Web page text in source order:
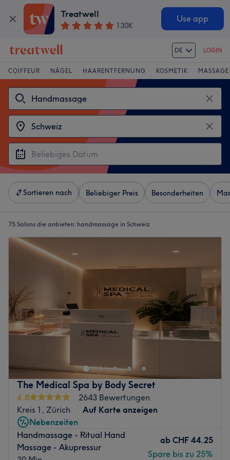
Treatwell
130K
Use app
DE LOGIN
COIFFEUR NÄGEL HAARENTFERNUNG KOSMETIK MASSAGE
Sortieren nach Beliebiger Preis Besonderheiten
75 Salons die anbieten: handmassage in Schweiz
The Medical Spa by Body Secret
4.8
2643 Bewertungen
Kreis 1, Zürich
Auf Karte anzeigen
Nebenzeiten
Handmassage - Ritual Hand
Massage - Akupressur
ab CHF 44.25
Spare bis zu 25%